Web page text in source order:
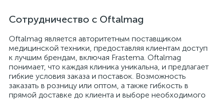
Сотрудничество с Oftalmag
Oftalmag является авторитетным поставщиком
медицинской техники, предоставляя клиентам доступ
к лучшим брендам, включая Frastema. Oftalmag
понимает, что каждая клиника уникальна, и предлагает
гибкие условия заказа и поставок. Возможность
заказать в розницу или оптом, а также гибкость в
прямой доставке до клиента и выборе необходимого